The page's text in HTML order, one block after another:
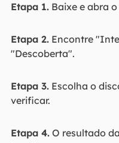
Etapa 1.Baixe e abra o
Etapa 2.Encontre
"Descoberta".
Etapa 3.Escolha o
verificar.
Etapa 4.O resultado